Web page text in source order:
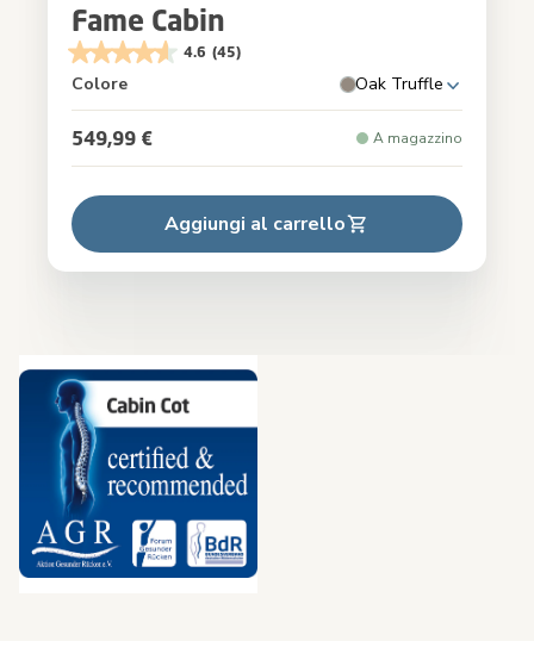
Fame Cabin
4.6 (45)
Colore Oak Truffle
549,99 € A magazzino
Aggiungi al carrello